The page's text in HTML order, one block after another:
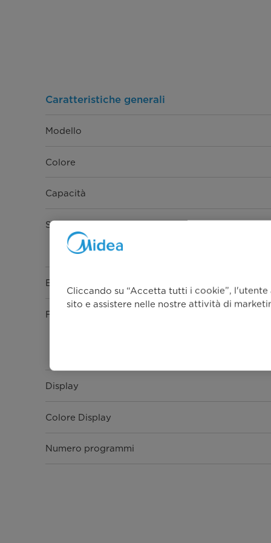
Caratteristiche generali
Modello
Colore
Capacità
Selezione Programmi
Bottone
Funzioni
Display
Colore Display
Numero programmi
Cliccando su “Accetta tutti i cookie”,
sito e assistere nelle nostre attività di